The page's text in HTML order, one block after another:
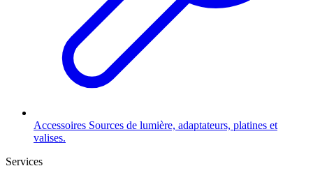
Accessoires Sources de lumière, adaptateurs, platines et
valises.
Services